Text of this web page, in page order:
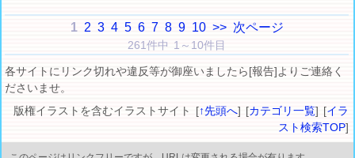
1 2 3 4 5 6 7 8 9 10 >> 次ページ
261件中 1～10件目
各サイトにリンク切れや違反等が御座いましたら[報告]よりご連絡く
ださいませ。
版権イラストを含むイラストサイト [↑先頭へ] [カテゴリ一覧] [イラ
スト検索TOP]